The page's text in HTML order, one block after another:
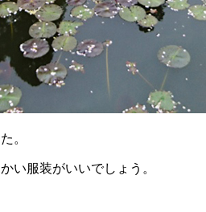
。
い服装がいいでしょう。